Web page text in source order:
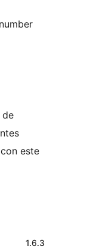
de
este
1.6.3